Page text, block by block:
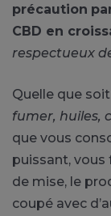
précaution
CBD en
respectueux
Quelle que
fumer, huiles,
que vous
puissant,
de mise, le
coupé avec